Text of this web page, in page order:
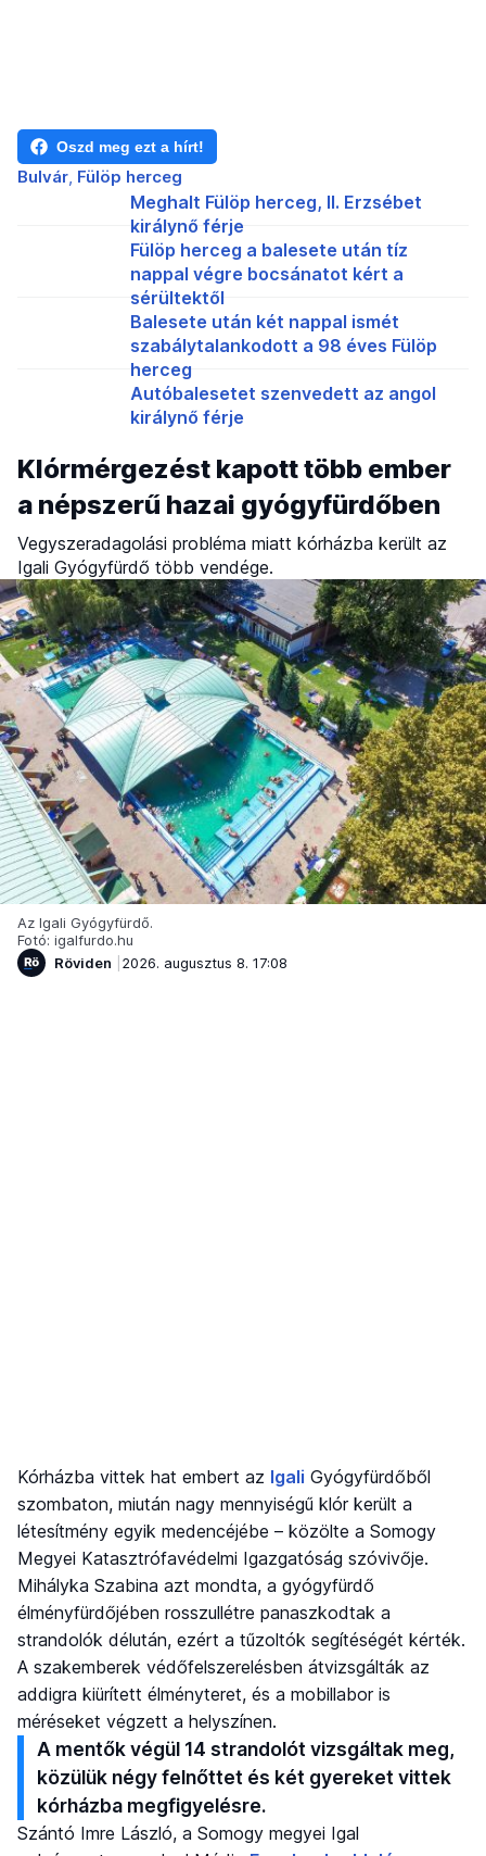
Oszd meg ezt a hírt!
Bulvár Fülöp herceg
Meghalt Fülöp herceg, II. Erzsébet
királynő férje
Fülöp herceg a balesete után tíz
nappal végre bocsánatot kért a
sérültektől
Balesete után két nappal ismét
szabálytalankodott a 98 éves Fülöp
herceg
Autóbalesetet szenvedett az angol
királynő férje
Klórmérgezést kapott több ember
a népszerű hazai gyógyfürdőben
Vegyszeradagolási probléma miatt kórházba került az
Igali Gyógyfürdő több vendége.
Az Igali Gyógyfürdő.
Fotó: igalfurdo.hu
Röviden
2026. augusztus 8. 17:08
Kórházba vittek hat embert az Igali Gyógyfürdőből
szombaton, miután nagy mennyiségű klór került a
létesítmény egyik medencéjébe – közölte a Somogy
Megyei Katasztrófavédelmi Igazgatóság szóvivője.
Mihályka Szabina azt mondta, a gyógyfürdő
élményfürdőjében rosszullétre panaszkodtak a
strandolók délután, ezért a tűzoltók segítéségét kérték.
A szakemberek védőfelszerelésben átvizsgálták az
addigra kiürített élményteret, és a mobillabor is
méréseket végzett a helyszínen.
A mentők végül 14 strandolót vizsgáltak meg,
közülük négy felnőttet és két gyereket vittek
kórházba megfigyelésre.
Szántó Imre László, a Somogy megyei Igal